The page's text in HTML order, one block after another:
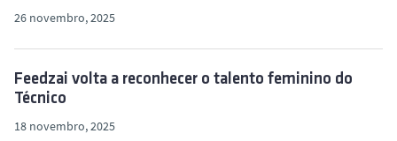
26 novembro, 2025
Feedzai volta a reconhecer o talento feminino do
Técnico
18 novembro, 2025